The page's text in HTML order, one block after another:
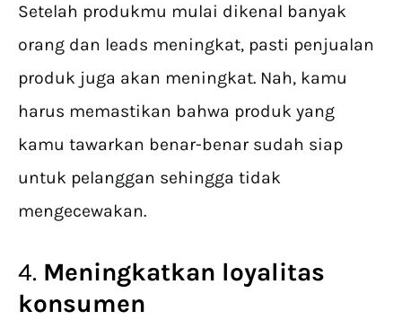
Setelah produkmu mulai dikenal banyak
orang dan leads meningkat, pasti penjualan
produk juga akan meningkat. Nah, kamu
harus memastikan bahwa produk yang
kamu tawarkan benar-benar sudah siap
untuk pelanggan sehingga tidak
mengecewakan.
4. Meningkatkan loyalitas
konsumen